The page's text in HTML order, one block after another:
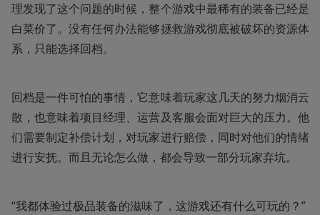
理发现了这个问题的时候，整个游戏中最稀有的装备已经是
白菜价了。没有任何办法能够拯救游戏彻底被破坏的资源体
系，只能选择回档。
回档是一件可怕的事情，它意味着玩家这几天的努力烟消云
散，也意味着项目经理、运营及客服会面对巨大的压力。他
们需要制定补偿计划，对玩家进行赔偿，同时对他们的情绪
进行安抚。而且无论怎么做，都会导致一部分玩家弃坑。
“我都体验过极品装备的滋味了，这游戏还有什么可玩的？”